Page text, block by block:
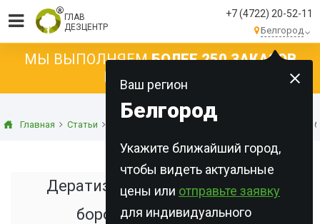
ГЛАВ
ДЕЗЦЕНТР
+7 (4722) 20-52-11
Белгород
Ваш регион
Белгород
Укажите ближайший город,
чтобы видеть актуальные
цены или отправьте заявку
для индивидуального
МЫ ВЫПОЛНЯЕМБОЛЕЕ 250 ЗАКАЗОВ
КАЖДЫЙ ДЕНЬ!
Главная Статьи Дератизация: чем, как и когда
Дератизация: чем, как и когда
бороться с грызунами